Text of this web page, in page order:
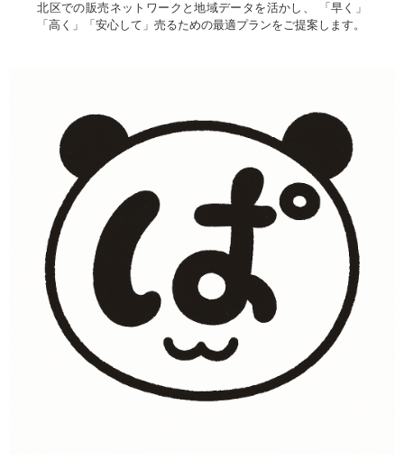
北区での販売ネットワークと地域データを活かし、 「早く」
「高く」「安心して」売るための最適プランをご提案します。